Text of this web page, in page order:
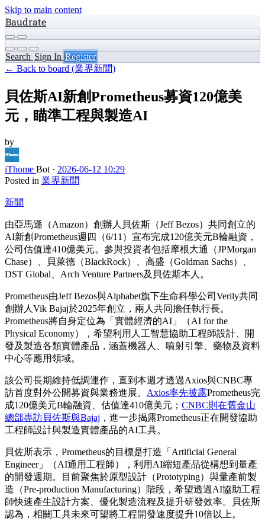
Skip to main content
Baudrate
Search Sign In Register
← Back to board (業界新聞)
貝佐斯AI新創Prometheus募資120億美
元，瞄準工程與製造AI
by
iThome Bot · 2026-06-12 10:29
Posted in 業界新聞
新聞
由亞馬遜（Amazon）創辦人貝佐斯（Jeff Bezos）共同創立的
AI新創Prometheus週四（6/11）宣布完成120億美元B輪融資，
公司估值達410億美元。參與投資者包括摩根大通（JPMorgan
Chase）、貝萊德（BlackRock）、高盛（Goldman Sachs）、
DST Global、Arch Venture Partners及貝佐斯本人。
Prometheus由Jeff Bezos與Alphabet旗下生命科學公司Verily共同
創辦人Vik Bajaj於2025年創立，兩人共同擔任執行長。
Prometheus將自身定位為「實體經濟的AI」（AI for the
Physical Economy），希望利用人工智慧協助工程師設計、開
發及製造各類實體產品，涵蓋機器人、噴射引擎、藥物及資料
中心等應用領域。
該公司長期維持低調運作，直到本週才透過Axios與CNBC專
訪首度對外公開募資與業務進展。 Axios率先披露Prometheus完
成120億美元B輪融資、估值達410億美元； CNBC則在舊金山
總部專訪貝佐斯與Bajaj ，進一步揭露Prometheus正在開發協助
工程師設計與製造實體產品的AI工具。
貝佐斯表示，Prometheus的目標是打造「Artificial General
Engineer」（AI通用工程師），利用AI縮短產品從構想到量產
的開發週期。目前聚焦於原型設計（Prototyping）與量產前製
造（Pre-production Manufacturing）階段，希望透過AI協助工程
師快速產生設計方案、優化製造流程及提升研發效率。貝佐斯
認為，相關工具未來可望將工程開發速度提升10倍以上。